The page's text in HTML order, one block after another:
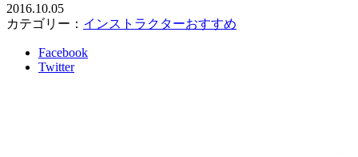
2016.10.05
カテゴリー： インストラクターおすすめ
Facebook
Twitter